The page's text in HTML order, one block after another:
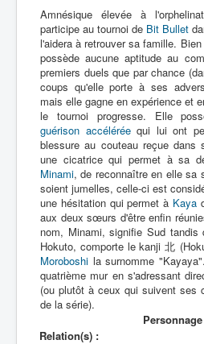
Amnésique élevée à
participe au tournoi de Bit Bullet
l'aidera à retrouver sa famille.
possède aucune aptitude au
premiers duels que par chance
coups qu'elle porte à ses
mais elle gagne en expérience et
le tournoi progresse. Elle
guérison accéléréequi lui ont
blessure au couteau reçue dans
une cicatrice qui permet à sa
Minami, de reconnaître en elle
soient jumelles, celle-ci est
une hésitation qui permet à Kaya
aux deux sœurs d'être enfin
nom, Minami, signifie Sud tandis
Hokuto, comporte le kanji 北
Moroboshi la surnomme
quatrième mur en s'adressant
(ou plutôt à ceux qui suivent ses
de la série).
Relation(s) :